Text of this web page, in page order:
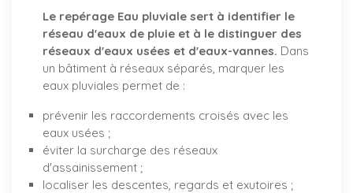
Le repérage Eau pluviale sert à identifier le
réseau d'eaux de pluie et à le distinguer des
réseaux d'eaux usées et d'eaux-vannes. Dans
un bâtiment à réseaux séparés, marquer les
eaux pluviales permet de :
prévenir les raccordements croisés avec les
eaux usées ;
éviter la surcharge des réseaux
d'assainissement ;
localiser les descentes, regards et exutoires ;